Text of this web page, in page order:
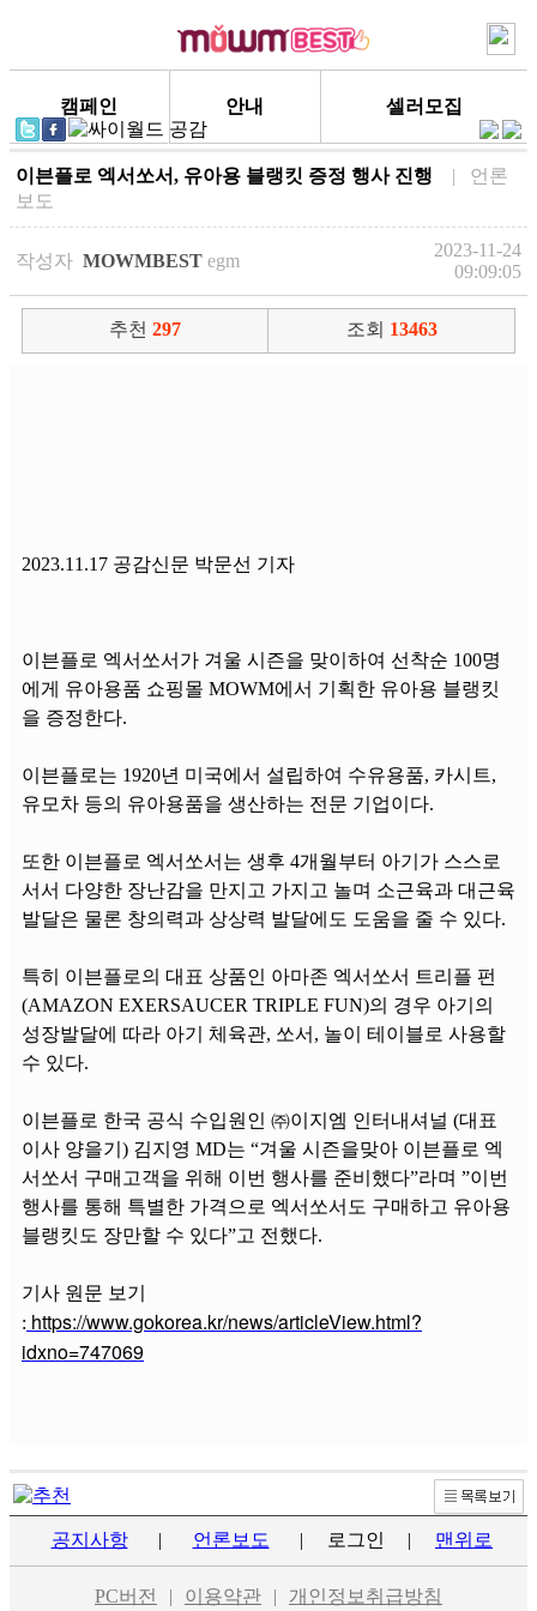
캠페인 안내 셀러모집
이븐플로 엑서쏘서, 유아용 블랭킷 증정 행사 진행
| 언론
보도
작성자 MOWMBEST egm
2023-11-24
09:09:05
추천 297 조회 13463
2023.11.17 공감신문 박문선 기자
이븐플로 엑서쏘서가 겨울 시즌을 맞이하여 선착순 100명
에게 유아용품 쇼핑몰 MOWM에서 기획한 유아용 블랭킷
을 증정한다.
이븐플로는 1920년 미국에서 설립하여 수유용품, 카시트,
유모차 등의 유아용품을 생산하는 전문 기업이다.
또한 이븐플로 엑서쏘서는 생후 4개월부터 아기가 스스로
서서 다양한 장난감을 만지고 가지고 놀며 소근육과 대근육
발달은 물론 창의력과 상상력 발달에도 도움을 줄 수 있다.
특히 이븐플로의 대표 상품인 아마존 엑서쏘서 트리플 펀
(AMAZON EXERSAUCER TRIPLE FUN)의 경우 아기의
성장발달에 따라 아기 체육관, 쏘서, 놀이 테이블로 사용할
수 있다.
이븐플로 한국 공식 수입원인 ㈜이지엠 인터내셔널 (대표
이사 양을기) 김지영 MD는 “겨울 시즌을맞아 이븐플로 엑
서쏘서 구매고객을 위해 이번 행사를 준비했다”라며 ”이번
행사를 통해 특별한 가격으로 엑서쏘서도 구매하고 유아용
블랭킷도 장만할 수 있다”고 전했다.
기사 원문 보기
: https://www.gokorea.kr/news/articleView.html?
idxno=747069
공지사항 | 언론보도 | 로그인 | 맨위로
PC버전 | 이용약관 | 개인정보취급방침